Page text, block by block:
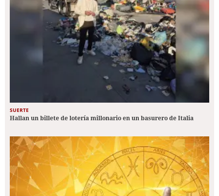
SUERTE
Hallan un billete de lotería millonario en un basurero de Italia